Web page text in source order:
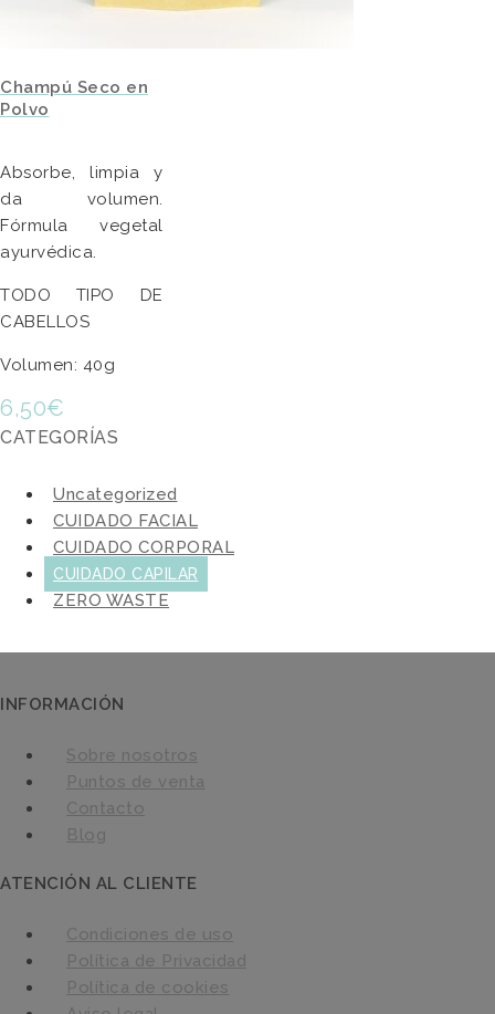
Champú Seco en
Polvo
Absorbe, limpia y
da volumen.
Fórmula vegetal
ayurvédica.
TODO TIPO DE
CABELLOS
Volumen: 40g
6,50€
CATEGORÍAS
Uncategorized
CUIDADO FACIAL
CUIDADO CORPORAL
CUIDADO CAPILAR
ZERO WASTE
INFORMACIÓN
Sobre nosotros
Puntos de venta
Contacto
Blog
ATENCIÓN AL CLIENTE
Condiciones de uso
Política de Privacidad
Política de cookies